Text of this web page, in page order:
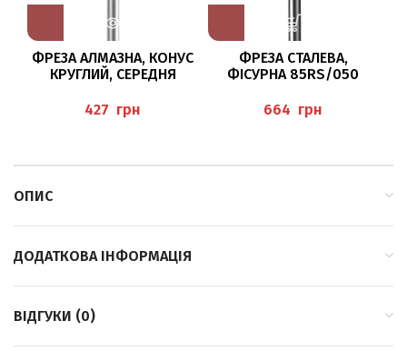
ФРЕЗА АЛМАЗНА, КОНУС
КРУГЛИЙ, СЕРЕДНЯ
грн
ФРЕЗА СТАЛЕВА,
ФІСУРНА 85RS/050
грн
ОПИС
ДОДАТКОВА ІНФОРМАЦІЯ
ВІДГУКИ (0)